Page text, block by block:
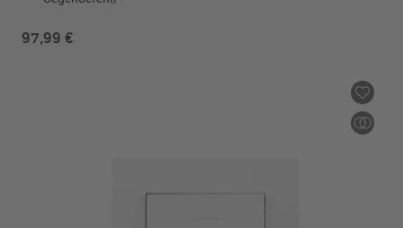
97,99 €